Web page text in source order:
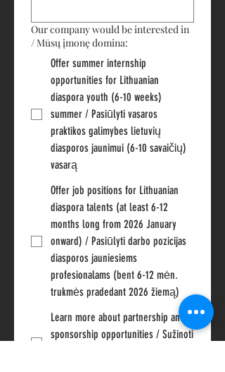
Our company would be interested in
/ Mūsų įmonę domina:
Offer summer internship
opportunities for Lithuanian
diaspora youth (6-10 weeks)
summer / Pasiūlyti vasaros
praktikos galimybes lietuvių
diasporos jaunimui (6-10 savaičių)
vasarą
Offer job positions for Lithuanian
diaspora talents (at least 6-12
months long from 2026 January
onward) / Pasiūlyti darbo pozicijas
diasporos jauniesiems
profesionalams (bent 6-12 mėn.
trukmės pradedant 2026 žiemą)
Learn more about partnership and
sponsorship opportunities / Sužinoti